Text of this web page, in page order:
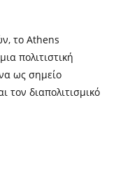
το Athens
πολιτιστική
ως σημείο
τον διαπολιτισμικό